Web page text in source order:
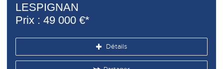
LESPIGNAN
Prix : 49 000 €*
Détails